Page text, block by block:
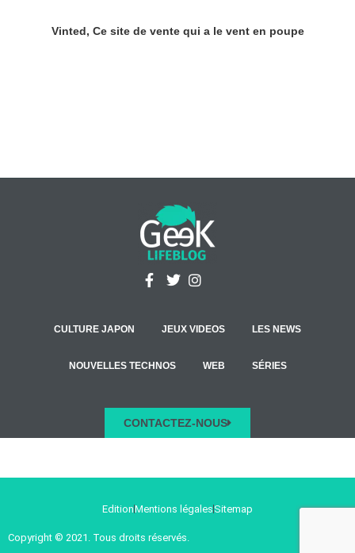
Vinted, Ce site de vente qui a le vent en poupe
CULTURE JAPON JEUX VIDEOS LES NEWS
NOUVELLES TECHNOS WEB SÉRIES
CONTACTEZ-NOUS
Copyright © 2021. Tous droits réservés.
EditionMentions légalesSitemap